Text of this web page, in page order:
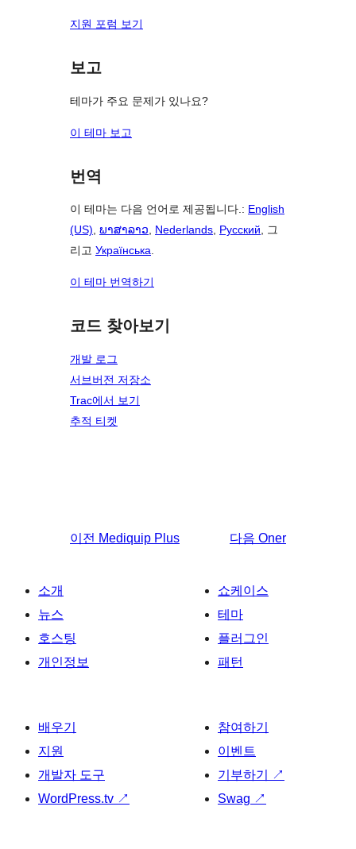
지원 포럼 보기
보고
테마가 주요 문제가 있나요?
이 테마 보고
번역
이 테마는 다음 언어로 제공됩니다.: English
(US), ພາສາລາວ, Nederlands, Русский, 그
리고 Українська.
이 테마 번역하기
코드 찾아보기
개발 로그
서브버전 저장소
Trac에서 보기
추적 티켓
이전 Mediquip Plus 다음 Oner
소개
뉴스
호스팅
개인정보
쇼케이스
테마
플러그인
패턴
배우기
지원
개발자 도구
WordPress.tv ↗
참여하기
이벤트
기부하기
↗
Swag ↗